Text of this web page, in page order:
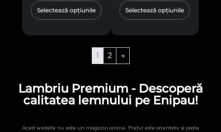
Selectează opțiunile Selectează opțiunile
1 2 →
Lambriu Premium - Descoperă
calitatea lemnului pe Enipau!
Acest website nu este un magazin online. Prețul este orientativ și poate